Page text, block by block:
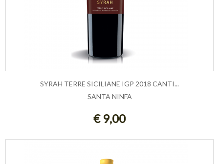
ESAURITO
SYRAH TERRE SICILIANE IGP 2018 CANTI...
SANTA NINFA
€ 9,00